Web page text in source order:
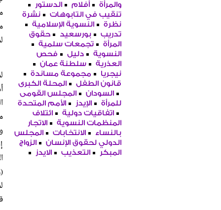
والمرأة
أفلام
الدستور
تنقيب في التابوهات
نشرة
نظرة
النسوية الإسلامية
تدريب
بورسعيد
حقوق
المرأة
تجمعات سلمية
النسوية
دليل
فحص
العذرية
سلطنة عمان
نيجريا
مجموعة مساندة
قانون الطفل
المحلة الكبرى
السودان
المجلس القومى
للمرأة
الإيدز
الأمم المتحدة
اتفاقيات دولية
ائتلاف
المنظمات النسوية
الاتجار
بالنساء
الانتخابات
المجلس
الدولي لحقوق الإنسان
الزواج
المبكر
التعذيب الايدز